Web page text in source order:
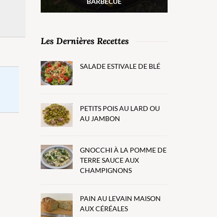
Les Dernières Recettes
SALADE ESTIVALE DE BLÉ
PETITS POIS AU LARD OU
AU JAMBON
GNOCCHI À LA POMME DE
TERRE SAUCE AUX
CHAMPIGNONS
PAIN AU LEVAIN MAISON
AUX CÉRÉALES